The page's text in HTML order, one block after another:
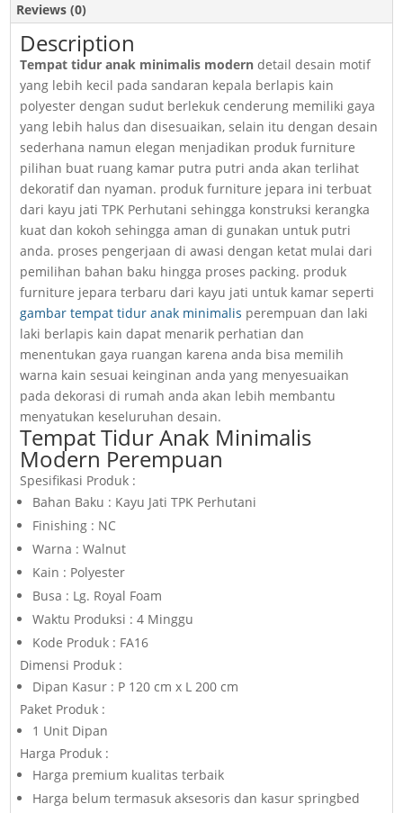
Reviews (0)
Description
Tempat tidur anak minimalis modern detail desain motif
yang lebih kecil pada sandaran kepala berlapis kain
polyester dengan sudut berlekuk cenderung memiliki gaya
yang lebih halus dan disesuaikan, selain itu dengan desain
sederhana namun elegan menjadikan produk furniture
pilihan buat ruang kamar putra putri anda akan terlihat
dekoratif dan nyaman. produk furniture jepara ini terbuat
dari kayu jati TPK Perhutani sehingga konstruksi kerangka
kuat dan kokoh sehingga aman di gunakan untuk putri
anda. proses pengerjaan di awasi dengan ketat mulai dari
pemilihan bahan baku hingga proses packing. produk
furniture jepara terbaru dari kayu jati untuk kamar seperti
gambar tempat tidur anak minimalis perempuan dan laki
laki berlapis kain dapat menarik perhatian dan
menentukan gaya ruangan karena anda bisa memilih
warna kain sesuai keinginan anda yang menyesuaikan
pada dekorasi di rumah anda akan lebih membantu
menyatukan keseluruhan desain.
Tempat Tidur Anak Minimalis
Modern Perempuan
Spesifikasi Produk :
Bahan Baku : Kayu Jati TPK Perhutani
Finishing : NC
Warna : Walnut
Kain : Polyester
Busa : Lg. Royal Foam
Waktu Produksi : 4 Minggu
Kode Produk : FA16
Dimensi Produk :
Dipan Kasur : P 120 cm x L 200 cm
Paket Produk :
1 Unit Dipan
Harga Produk :
Harga premium kualitas terbaik
Harga belum termasuk aksesoris dan kasur springbed